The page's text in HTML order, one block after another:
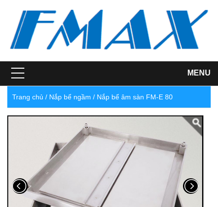
MENU
Trang chủ Nắp bể ngầm Nắp bể âm sàn FM-E 80